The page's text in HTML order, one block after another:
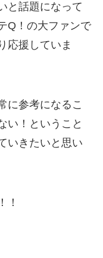
と話題になって
Q！の大ファンで
応援していま
に参考になるこ
い！ということ
いきたいと思い
！